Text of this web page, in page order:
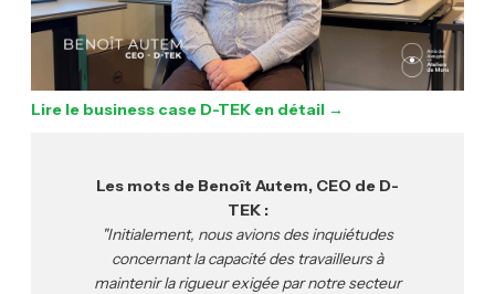
Lire le business case D-TEK en détail →
Les mots de Benoît Autem, CEO de D-
TEK :
"Initialement, nous avions des inquiétudes
concernant la capacité des travailleurs à
maintenir la rigueur exigée par notre secteur